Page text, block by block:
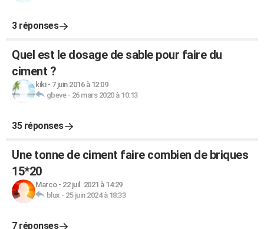
3 réponses
Quel est le dosage de sable pour faire du
ciment ?
kiki- 7 juin 2016 à 12:09
gbeve- 26 mars 2020 à 10:13
35 réponses
Une tonne de ciment faire combien de briques
15*20
Marco- 22 juil. 2021 à 14:29
blux - 25 juin 2024 à 18:33
7 réponses